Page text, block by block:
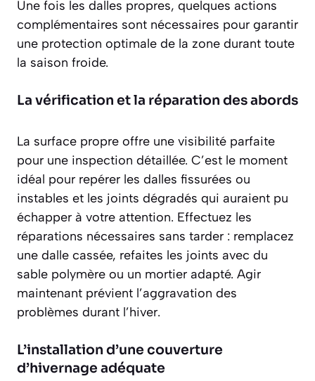
Une fois les dalles propres, quelques actions
complémentaires sont nécessaires pour garantir
une protection optimale de la zone durant toute
la saison froide.
La vérification et la réparation des abords
La surface propre offre une visibilité parfaite
pour une inspection détaillée. C’est le moment
idéal pour repérer les dalles fissurées ou
instables et les joints dégradés qui auraient pu
échapper à votre attention. Effectuez les
réparations nécessaires sans tarder : remplacez
une dalle cassée, refaites les joints avec du
sable polymère ou un mortier adapté. Agir
maintenant prévient l’aggravation des
problèmes durant l’hiver.
L’installation d’une couverture
d’hivernage adéquate